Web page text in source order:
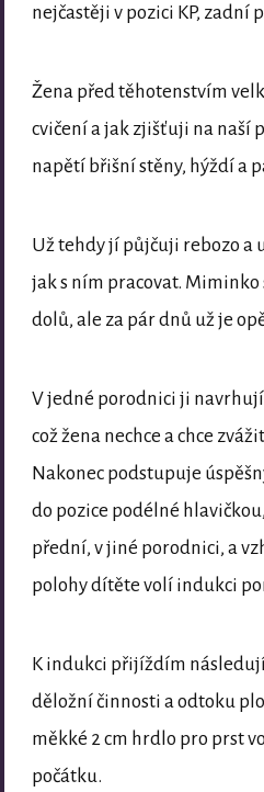
nejčastěji v pozici KP, zadní
Žena před těhotenstvím
cvičení a jak zjišťuji na naší
napětí břišní stěny, hýždí a
Už tehdy jí půjčuji rebozo a
jak s ním pracovat.
dolů, ale za pár dnů už je
V jedné porodnici ji
což žena nechce a chce
Nakonec podstupuje
do pozice podélné
přední, v jiné porodnici, a
polohy dítěte volí indukci
K indukci přijíždím
děložní činnosti a odtoku
měkké 2 cm hrdlo pro prst
počátku.